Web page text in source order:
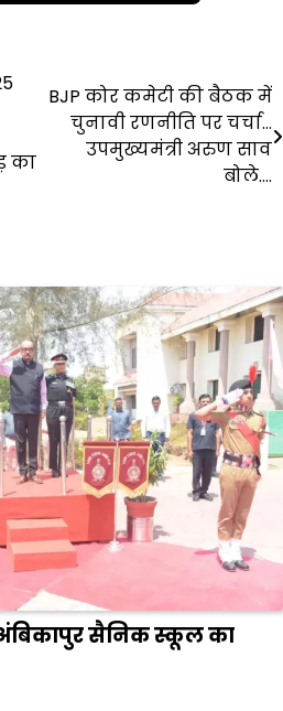
का
BJP कोर कमेटी की बैठक में
चुनावी रणनीति पर चर्चा…
उपमुख्यमंत्री अरुण साव
बोले….
सैनिक स्कूल का